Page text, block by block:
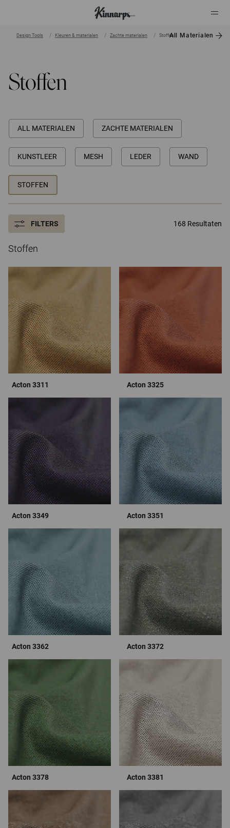
Design Tools Kleuren & materialen Zachte materialen StoffenAll Materialen
Stoffen
ALL MATERIALEN ZACHTE MATERIALEN
KUNSTLEER MESH LEDER WAND
STOFFEN
FILTERS 168 Resultaten
Stoffen
Acton 3311 Acton 3325
Acton 3349 Acton 3351
Acton 3362 Acton 3372
Acton 3378 Acton 3381